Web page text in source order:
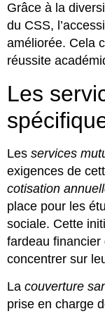
Grâce à la
du CSS,
améliorée. Cela
réussite
Les
Les services
exigences de
cotisation
place pour les
sociale. Cette
fardeau
concentrer sur
La couverture
prise en charge